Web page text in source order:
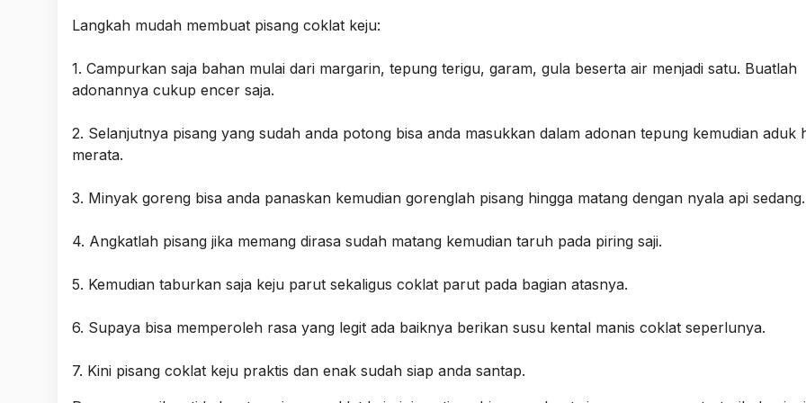
Langkah mudah membuat pisang coklat keju:
1. Campurkan saja bahan mulai dari margarin, tepung terigu, garam, gula beserta air menjadi satu. Buatlah
adonannya cukup encer saja.
2. Selanjutnya pisang yang sudah anda potong bisa anda masukkan dalam adonan tepung kemudian aduk
merata.
3. Minyak goreng bisa anda panaskan kemudian gorenglah pisang hingga matang dengan nyala api sedang.
4. Angkatlah pisang jika memang dirasa sudah matang kemudian taruh pada piring saji.
5. Kemudian taburkan saja keju parut sekaligus coklat parut pada bagian atasnya.
6. Supaya bisa memperoleh rasa yang legit ada baiknya berikan susu kental manis coklat seperlunya.
7. Kini pisang coklat keju praktis dan enak sudah siap anda santap.